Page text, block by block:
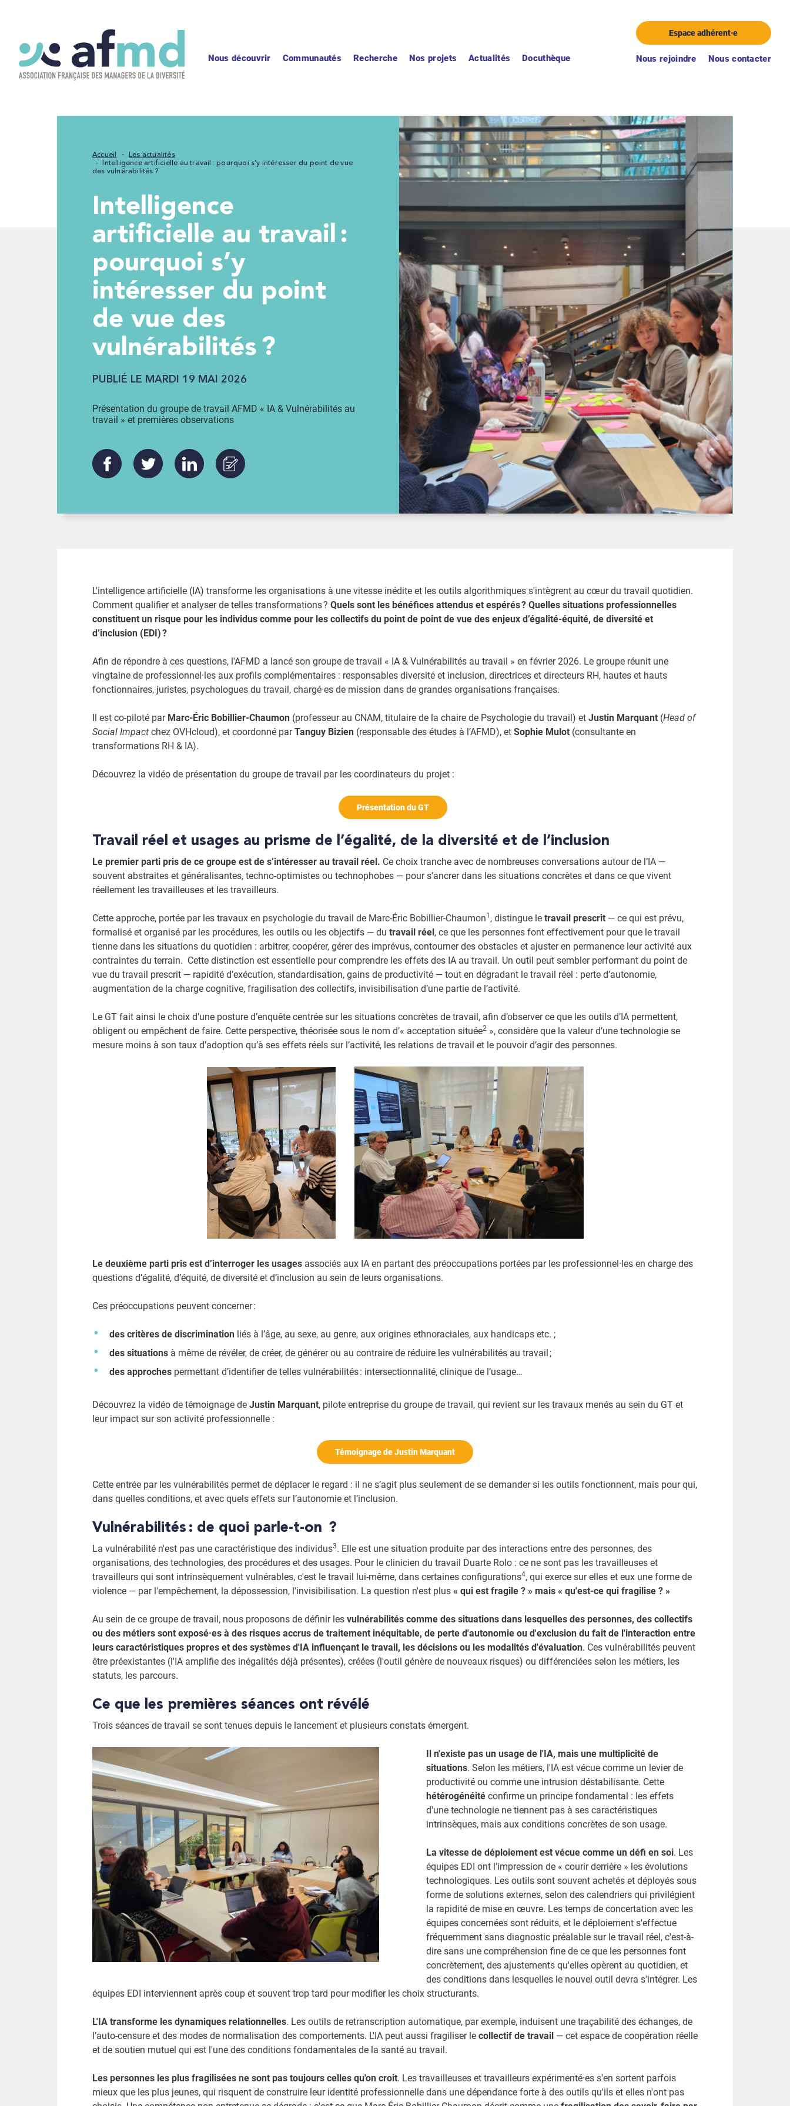
Nous découvrir Communautés Recherche Nos projets Actualités Docuthèque
Espace adhérent·e
Nous rejoindre Nous contacter
Accueil
Les actualités
Intelligence artificielle au travail : pourquoi s’y intéresser du point de vue
des vulnérabilités ?
Intelligence
artificielle au travail :
pourquoi s’y
intéresser du point
de vue des
vulnérabilités ?
PUBLIÉ LE MARDI 19 MAI 2026
Présentation du groupe de travail AFMD « IA & Vulnérabilités au
travail » et premières observations
L'intelligence artificielle (IA) transforme les organisations à une vitesse inédite et les outils algorithmiques s'intègrent au cœur du travail quotidien.
Comment qualifier et analyser de telles transformations ? Quels sont les bénéfices attendus et espérés ? Quelles situations professionnelles
constituent un risque pour les individus comme pour les collectifs du point de point de vue des enjeux d’égalité-équité, de diversité et
d’inclusion (EDI) ?
Afin de répondre à ces questions, l'AFMD a lancé son groupe de travail « IA & Vulnérabilités au travail » en février 2026. Le groupe réunit une
vingtaine de professionnel·les aux profils complémentaires : responsables diversité et inclusion, directrices et directeurs RH, hautes et hauts
fonctionnaires, juristes, psychologues du travail, chargé·es de mission dans de grandes organisations françaises.
Il est co-piloté par Marc-Éric Bobillier-Chaumon (professeur au CNAM, titulaire de la chaire de Psychologie du travail) et Justin Marquant (Head of
Social Impact chez OVHcloud), et coordonné parTanguy Bizien (responsable des études à l’AFMD), et Sophie Mulot (consultante en
transformations RH & IA).
Découvrez la vidéo de présentation du groupe de travail par les coordinateurs du projet :
Présentation du GT
Travail réel et usages au prisme de l’égalité, de la diversité et de l’inclusion
Le premier parti pris de ce groupe est de s’intéresser au travail réel. Ce choix tranche avec de nombreuses conversations autour de l’IA —
souvent abstraites et généralisantes, techno-optimistes ou technophobes — pour s’ancrer dans les situations concrètes et dans ce que vivent
réellement les travailleuses et les travailleurs.
Cette approche, portée par les travaux en psychologie du travail de Marc-Éric Bobillier-Chaumon1 , distingue le travail prescrit — ce qui est prévu,
formalisé et organisé par les procédures, les outils ou les objectifs — du travail réel, ce que les personnes font effectivement pour que le travail
tienne dans les situations du quotidien : arbitrer, coopérer, gérer des imprévus, contourner des obstacles et ajuster en permanence leur activité aux
contraintes du terrain. Cette distinction est essentielle pour comprendre les effets des IA au travail. Un outil peut sembler performant du point de
vue du travail prescrit — rapidité d’exécution, standardisation, gains de productivité — tout en dégradant le travail réel : perte d’autonomie,
augmentation de la charge cognitive, fragilisation des collectifs, invisibilisation d’une partie de l’activité.
Le GT fait ainsi le choix d’une posture d’enquête centrée sur les situations concrètes de travail, afin d’observer ce que les outils d’IA permettent,
obligent ou empêchent de faire. Cette perspective, théorisée sous le nom d’« acceptation située2 », considère que la valeur d’une technologie se
mesure moins à son taux d’adoption qu’à ses effets réels sur l’activité, les relations de travail et le pouvoir d’agir des personnes.
Le deuxième parti pris est d’interroger les usages associés aux IA en partant des préoccupations portées par les professionnel·les en charge des
questions d’égalité, d’équité, de diversité et d’inclusion au sein de leurs organisations.
Ces préoccupations peuvent concerner :
des critères de discriminationliés à l’âge, au sexe, au genre, aux origines ethnoraciales, aux handicaps etc. ;
des situationsà même de révéler, de créer, de générer ou au contraire de réduire les vulnérabilités au travail ;
des approchespermettant d’identifier de telles vulnérabilités : intersectionnalité, clinique de l’usage…
Découvrez la vidéo de témoignage de Justin Marquant, pilote entreprise du groupe de travail, qui revient sur les travaux menés au sein du GT et
leur impact sur son activité professionnelle :
Témoignage de Justin Marquant
Cette entrée par les vulnérabilités permet de déplacer le regard : il ne s’agit plus seulement de se demander si les outils fonctionnent, mais pour qui,
dans quelles conditions, et avec quels effets sur l’autonomie et l’inclusion.
Vulnérabilités : de quoi parle-t-on ?
La vulnérabilité n'est pas une caractéristique des individus3. Elle est une situation produite par des interactions entre des personnes, des
organisations, des technologies, des procédures et des usages. Pour le clinicien du travail Duarte Rolo : ce ne sont pas les travailleuses et
travailleurs qui sont intrinsèquement vulnérables, c'est le travail lui-même, dans certaines configurations4, qui exerce sur elles et eux une forme de
violence — par l'empêchement, la dépossession, l'invisibilisation. La question n'est plus « qui est fragile ? » mais « qu'est-ce qui fragilise ? »
Au sein de ce groupe de travail, nous proposons de définir les vulnérabilités comme des situations dans lesquelles des personnes, des collectifs
ou des métiers sont exposé·es à des risques accrus de traitement inéquitable, de perte d'autonomie ou d'exclusion du fait de l'interaction entre
leurs caractéristiques propres et des systèmes d'IA influençant le travail, les décisions ou les modalités d'évaluation. Ces vulnérabilités peuvent
être préexistantes (l'IA amplifie des inégalités déjà présentes), créées (l'outil génère de nouveaux risques) ou différenciées selon les métiers, les
statuts, les parcours.
Ce que les premières séances ont révélé
Trois séances de travail se sont tenues depuis le lancement et plusieurs constats émergent.
Il n'existe pas un usage de l'IA, mais une multiplicité de
situations. Selon les métiers, l'IA est vécue comme un levier de
productivité ou comme une intrusion déstabilisante. Cette
hétérogénéité confirme un principe fondamental : les effets
d'une technologie ne tiennent pas à ses caractéristiques
intrinsèques, mais aux conditions concrètes de son usage.
La vitesse de déploiement est vécue comme un défi en soi. Les
équipes EDI ont l'impression de « courir derrière » les évolutions
technologiques. Les outils sont souvent achetés et déployés sous
forme de solutions externes, selon des calendriers qui privilégient
la rapidité de mise en œuvre. Les temps de concertation avec les
équipes concernées sont réduits, et le déploiement s'effectue
fréquemment sans diagnostic préalable sur le travail réel, c'est-à-
dire sans une compréhension fine de ce que les personnes font
concrètement, des ajustements qu'elles opèrent au quotidien, et
des conditions dans lesquelles le nouvel outil devra s'intégrer. Les
équipes EDI interviennent après coup et souvent trop tard pour modifier les choix structurants.
L'IA transforme les dynamiques relationnelles. Les outils de retranscription automatique, par exemple, induisent une traçabilité des échanges, de
l’auto-censure et des modes de normalisation des comportements. L'IA peut aussi fragiliser le collectif de travail — cet espace de coopération réelle
et de soutien mutuel qui est l'une des conditions fondamentales de la santé au travail.
Les personnes les plus fragilisées ne sont pas toujours celles qu'on croit. Les travailleuses et travailleurs expérimenté·es s'en sortent parfois
mieux que les plus jeunes, qui risquent de construire leur identité professionnelle dans une dépendance forte à des outils qu'ils et elles n'ont pas